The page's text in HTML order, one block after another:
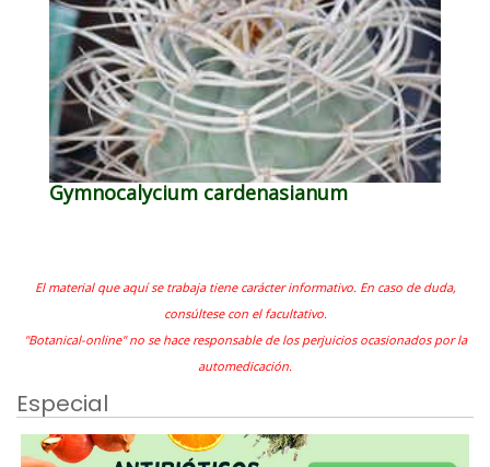
Gymnocalycium cardenasianum
El material que aquí se trabaja tiene carácter informativo. En caso de duda,
consúltese con el facultativo.
"Botanical-online" no se hace responsable de los perjuicios ocasionados por la
automedicación.
Especial